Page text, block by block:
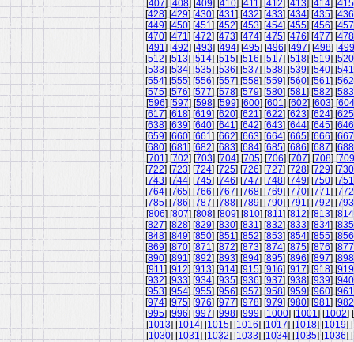
[407] [408] [409] [410] [411] [412] [413] [414] [415
[428] [429] [430] [431] [432] [433] [434] [435] [436
[449] [450] [451] [452] [453] [454] [455] [456] [457
[470] [471] [472] [473] [474] [475] [476] [477] [478
[491] [492] [493] [494] [495] [496] [497] [498] [499
[512] [513] [514] [515] [516] [517] [518] [519] [520
[533] [534] [535] [536] [537] [538] [539] [540] [541
[554] [555] [556] [557] [558] [559] [560] [561] [562
[575] [576] [577] [578] [579] [580] [581] [582] [583
[596] [597] [598] [599] [600] [601] [602] [603] [604
[617] [618] [619] [620] [621] [622] [623] [624] [625
[638] [639] [640] [641] [642] [643] [644] [645] [646
[659] [660] [661] [662] [663] [664] [665] [666] [667
[680] [681] [682] [683] [684] [685] [686] [687] [688
[701] [702] [703] [704] [705] [706] [707] [708] [709
[722] [723] [724] [725] [726] [727] [728] [729] [730
[743] [744] [745] [746] [747] [748] [749] [750] [751
[764] [765] [766] [767] [768] [769] [770] [771] [772
[785] [786] [787] [788] [789] [790] [791] [792] [793
[806] [807] [808] [809] [810] [811] [812] [813] [814
[827] [828] [829] [830] [831] [832] [833] [834] [835
[848] [849] [850] [851] [852] [853] [854] [855] [856
[869] [870] [871] [872] [873] [874] [875] [876] [877
[890] [891] [892] [893] [894] [895] [896] [897] [898
[911] [912] [913] [914] [915] [916] [917] [918] [919
[932] [933] [934] [935] [936] [937] [938] [939] [940
[953] [954] [955] [956] [957] [958] [959] [960] [961
[974] [975] [976] [977] [978] [979] [980] [981] [982
[995] [996] [997] [998] [999] [1000] [1001] [1002] [
[1013] [1014] [1015] [1016] [1017] [1018] [1019] [
[1030] [1031] [1032] [1033] [1034] [1035] [1036] [